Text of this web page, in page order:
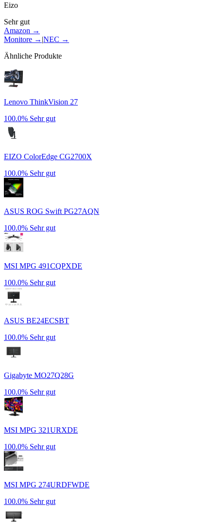
Eizo
Sehr gut
Amazon →
Monitore → |NEC →
Ähnliche Produkte
Lenovo ThinkVision 27
100.0% Sehr gut
EIZO ColorEdge CG2700X
100.0% Sehr gut
ASUS ROG Swift PG27AQN
100.0% Sehr gut
MSI MPG 491CQPXDE
100.0% Sehr gut
ASUS BE24ECSBT
100.0% Sehr gut
Gigabyte MO27Q28G
100.0% Sehr gut
MSI MPG 321URXDE
100.0% Sehr gut
MSI MPG 274URDFWDE
100.0% Sehr gut